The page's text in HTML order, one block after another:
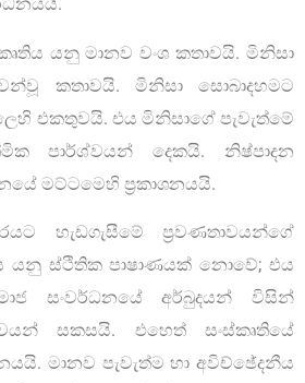
යනු මානව වංශ කතාවයි. මිනිසා
කතාවයි. මිනිසා සොබාදහමට
එකතුවයි. එය මිනිසාගේ පැවැත්මේ
පාර්ශ්වයන් දෙකයි. නිෂ්පාදන
මට්ටමෙහි ප්‍රකාශනයයි.
හැඩගැසීමේ ප්‍රවණතාවයන්ගේ
යනු ස්ථිතික පාෂාණයක් නොවේ; එය
සංවර්ධනයේ අර්බුදයන් විසින්
සකසයි. එහෙත් සංස්කෘතියේ
මානව පැවැත්ම හා අවිච්ඡේදනීය